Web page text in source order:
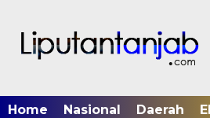
Home Nasional Daerah